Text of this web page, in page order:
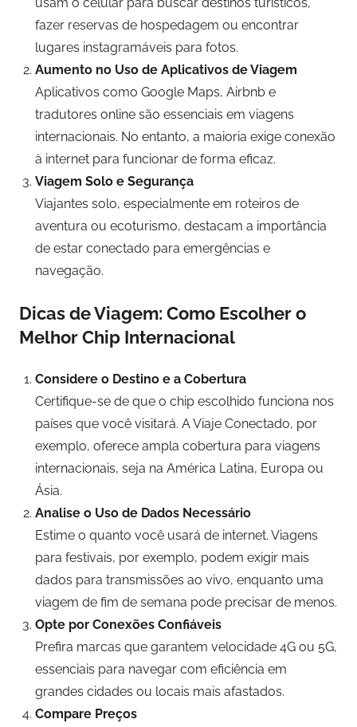
fazer reservas de hospedagem ou encontrar
lugares instagramáveis para fotos.
Aumento no Uso de Aplicativos de Viagem
Aplicativos como Google Maps, Airbnb e
tradutores online são essenciais em viagens
internacionais. No entanto, a maioria exige conexão
à internet para funcionar de forma eficaz.
Viagem Solo e Segurança
Viajantes solo, especialmente em roteiros de
aventura ou ecoturismo, destacam a importância
de estar conectado para emergências e
navegação.
Dicas de Viagem: Como Escolher o
Melhor Chip Internacional
Considere o Destino e a Cobertura
Certifique-se de que o chip escolhido funciona nos
países que você visitará. A Viaje Conectado, por
exemplo, oferece ampla cobertura para viagens
internacionais, seja na América Latina, Europa ou
Ásia.
Analise o Uso de Dados Necessário
Estime o quanto você usará de internet. Viagens
para festivais, por exemplo, podem exigir mais
dados para transmissões ao vivo, enquanto uma
viagem de fim de semana pode precisar de menos.
Opte por Conexões Confiáveis
Prefira marcas que garantem velocidade 4G ou 5G,
essenciais para navegar com eficiência em
grandes cidades ou locais mais afastados.
Compare Preços